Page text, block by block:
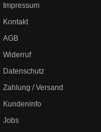
Impressum
Kontakt
AGB
Widerruf
Datenschutz
Zahlung / Versand
Kundeninfo
Jobs